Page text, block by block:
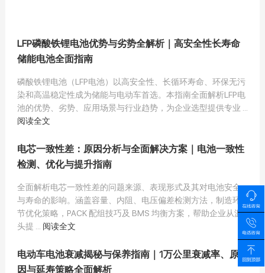
LFP磷酸铁锂电池优势与劣势全解析｜高安全性长寿命
储能电池全面指南
磷酸铁锂电池（LFP电池）以高安全性、长循环寿命、环保无污
染和高温稳定性成为储能与电动车首选。本指南全面解析LFP电
池的优势、劣势、应用场景与行业趋势，为企业选型提供专业 ...
阅读全文
电芯一致性差：原因分析与全面解决方案｜电池一致性
检测、优化与提升指南
全面解析电芯一致性差的问题来源、表现形式及其对电池安全
与寿命的影响。涵盖容量、内阻、电压偏差检测方法，制造环
节优化策略，PACK 配组技巧及 BMS 均衡方案，帮助企业从源
头提 ... 阅读全文
电动车电池衰减揭秘与保养指南｜1万公里衰减率、原
因与延寿策略全面解析